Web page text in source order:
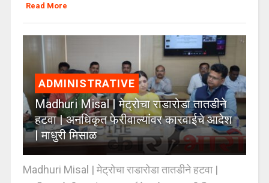
Read More
ADMINISTRATIVE
Madhuri Misal | मेट्रोचा राडारोडा तातडीने
हटवा | अनधिकृत फेरीवाल्यांवर कारवाईचे आदेश
| माधुरी मिसाळ
Madhuri Misal | मेट्रोचा राडारोडा तातडीने हटवा |